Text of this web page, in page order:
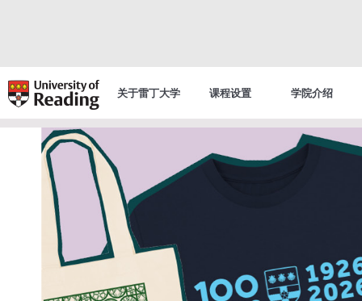
关于雷丁大学 课程设置 学院介绍